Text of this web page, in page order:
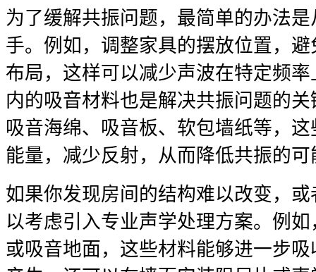
为了缓解共振问题，最简单的办法
手。例如，调整家具的摆放位置，
布局，这样可以减少声波在特定频
内的吸音材料也是解决共振问题的
吸音海绵、吸音板、软包墙纸等，
能量，减少反射，从而降低共振的可
如果你发现房间的结构难以改变，
以考虑引入专业声学处理方案。例
或吸音地面，这些材料能够进一步